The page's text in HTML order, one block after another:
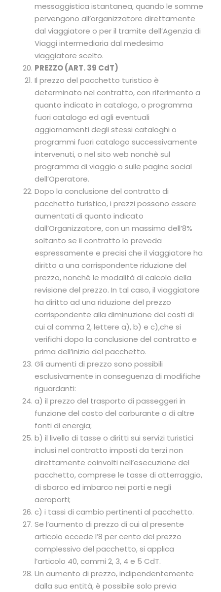
messaggistica istantanea, quando le somme
pervengono all’organizzatore direttamente
dal viaggiatore o per il tramite dell’Agenzia di
Viaggi intermediaria dal medesimo
viaggiatore scelto.
PREZZO (ART. 39 CdT)
Il prezzo del pacchetto turistico è
determinato nel contratto, con riferimento a
quanto indicato in catalogo, o programma
fuori catalogo ed agli eventuali
aggiornamenti degli stessi cataloghi o
programmi fuori catalogo successivamente
intervenuti, o nel sito web nonchè sul
programma di viaggio o sulle pagine social
dell’Operatore.
Dopo la conclusione del contratto di
pacchetto turistico, i prezzi possono essere
aumentati di quanto indicato
dall’Organizzatore, con un massimo dell’8%
soltanto se il contratto lo preveda
espressamente e precisi che il viaggiatore ha
diritto a una corrispondente riduzione del
prezzo, nonché le modalità di calcolo della
revisione del prezzo. In tal caso, il viaggiatore
ha diritto ad una riduzione del prezzo
corrispondente alla diminuzione dei costi di
cui al comma 2, lettere a), b) e c),che si
verifichi dopo la conclusione del contratto e
prima dell’inizio del pacchetto.
Gli aumenti di prezzo sono possibili
esclusivamente in conseguenza di modifiche
riguardanti:
a) il prezzo del trasporto di passeggeri in
funzione del costo del carburante o di altre
fonti di energia;
b) il livello di tasse o diritti sui servizi turistici
inclusi nel contratto imposti da terzi non
direttamente coinvolti nell’esecuzione del
pacchetto, comprese le tasse di atterraggio,
di sbarco ed imbarco nei porti e negli
aeroporti;
c) i tassi di cambio pertinenti al pacchetto.
Se l’aumento di prezzo di cui al presente
articolo eccede l’8 per cento del prezzo
complessivo del pacchetto, si applica
l’articolo 40, commi 2, 3, 4 e 5 CdT.
Un aumento di prezzo, indipendentemente
dalla sua entità, è possibile solo previa